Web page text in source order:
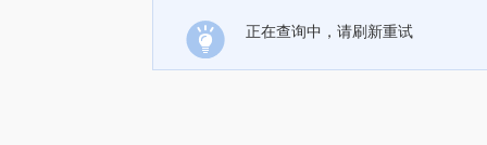
正在查询中，请刷新重试